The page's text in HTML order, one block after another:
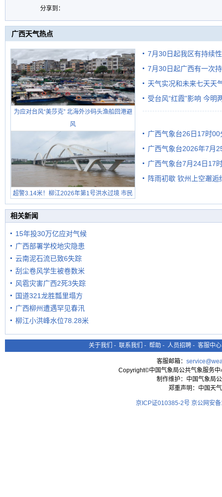
分享到：
广西天气热点
为应对台风“美莎克” 北海外沙码头渔船回港避
风
超警3.14米！柳江2026年第1号洪水过境 市民
在堤岸见证汛况
7月30日起我区有持续
7月30日起广西有一次
天气实况和未来七天天
受台风“红霞”影响 今明
广西气象台26日17时
广西气象台2026年7月
级预警
广西气象台7月24日17
阵雨初歇 钦州上空邂逅
相关新闻
15年投30万亿应对气候
广西部署学校地灾隐患
云南泥石流已致6失踪
刮尘卷风学生被卷数米
风雹灾害广西2死3失踪
国道321龙胜瓢里塌方
广西柳州遭遇罕见春汛
柳江小洪峰水位78.28米
关于我们 - 联系我们 - 帮助 - 人员招聘 - 客服中心
客服邮箱：
Copyright©中国气象局公共气象服务
制作维护：中国气象局
郑重声明：中国天
京ICP证010385-2号 京公网安